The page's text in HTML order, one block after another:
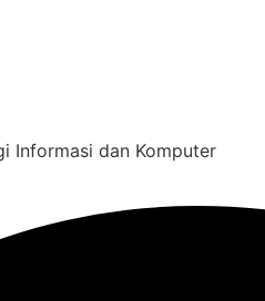
Informasi dan Komputer